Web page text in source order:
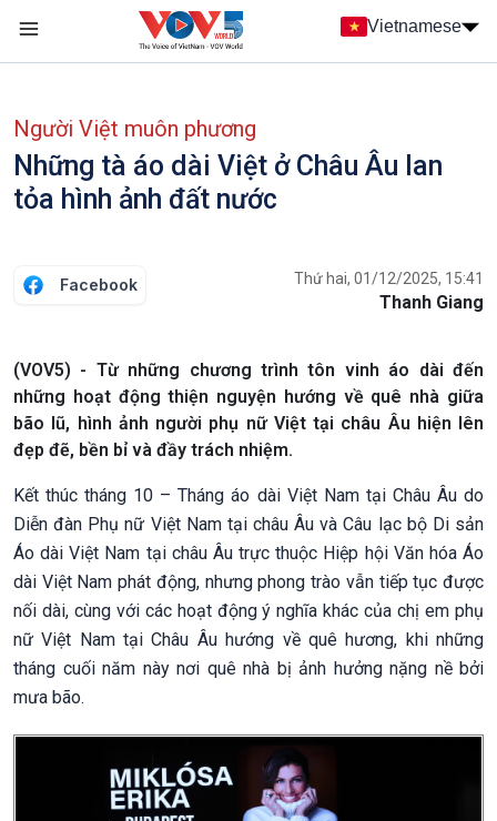
Nhảy đến nội dung
Vietnamese
Người Việt muôn phương
Những tà áo dài Việt ở Châu Âu lan
tỏa hình ảnh đất nước
Facebook Thứ hai, 01/12/2025, 15:41
Thanh Giang
(VOV5) - Từ những chương trình tôn vinh áo dài đến
những hoạt động thiện nguyện hướng về quê nhà giữa
bão lũ, hình ảnh người phụ nữ Việt tại châu Âu hiện lên
đẹp đẽ, bền bỉ và đầy trách nhiệm.
Kết thúc tháng 10 – Tháng áo dài Việt Nam tại Châu Âu do
Diễn đàn Phụ nữ Việt Nam tại châu Âu và Câu lạc bộ Di sản
Áo dài Việt Nam tại châu Âu trực thuộc Hiệp hội Văn hóa Áo
dài Việt Nam phát động, nhưng phong trào vẫn tiếp tục được
nối dài, cùng với các hoạt động ý nghĩa khác của chị em phụ
nữ Việt Nam tại Châu Âu hướng về quê hương, khi những
tháng cuối năm này nơi quê nhà bị ảnh hưởng nặng nề bởi
mưa bão.